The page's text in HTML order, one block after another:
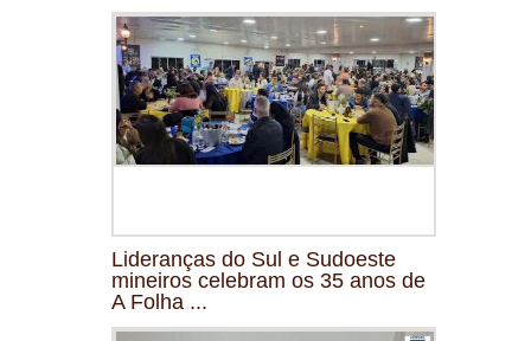
Lideranças do Sul e Sudoeste
mineiros celebram os 35 anos de
A Folha ...